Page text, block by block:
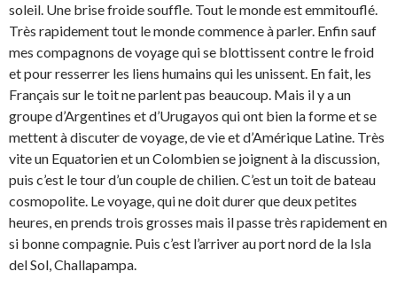
soleil. Une brise froide souffle. Tout le monde est emmitouflé.
Très rapidement tout le monde commence à parler. Enfin sauf
mes compagnons de voyage qui se blottissent contre le froid
et pour resserrer les liens humains qui les unissent. En fait, les
Français sur le toit ne parlent pas beaucoup. Mais il y a un
groupe d’Argentines et d’Urugayos qui ont bien la forme et se
mettent à discuter de voyage, de vie et d’Amérique Latine. Très
vite un Equatorien et un Colombien se joignent à la discussion,
puis c’est le tour d’un couple de chilien. C’est un toit de bateau
cosmopolite. Le voyage, qui ne doit durer que deux petites
heures, en prends trois grosses mais il passe très rapidement en
si bonne compagnie. Puis c’est l’arriver au port nord de la Isla
del Sol, Challapampa.